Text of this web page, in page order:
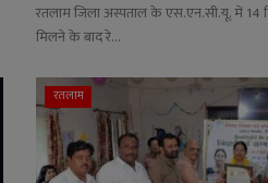
रतलाम जिला अस्पताल के एस.एन.सी.यू. में 14
मिलने के बाद रे...
रतलाम